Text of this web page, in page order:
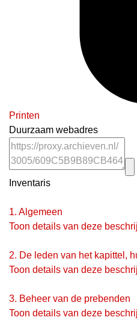
Printen
Duurzaam webadres
Inventaris
1. Algemeen
Toon details van deze
2. De leden van het kapittel,
Toon details van deze
3. Beheer van de prebenden
Toon details van deze